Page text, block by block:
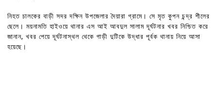
নিহত চালকের বাড়ী সদর দক্ষিন উপজেলার দৈয়ারা গ্রামে। সে মৃত কুপন চন্দ্র শীলের
ছেলে। ময়নামতি হাইওয়ে থানার এস আই আবদুল সালাম দূর্ঘটনার খবর নিশ্চিত করে
জানান, খবর পেয়ে দূর্ঘটনাস্থল থেকে গাড়ী দুটিকে উদ্ধার পূর্বক থানায় নিয়ে আসা
হয়েছে।